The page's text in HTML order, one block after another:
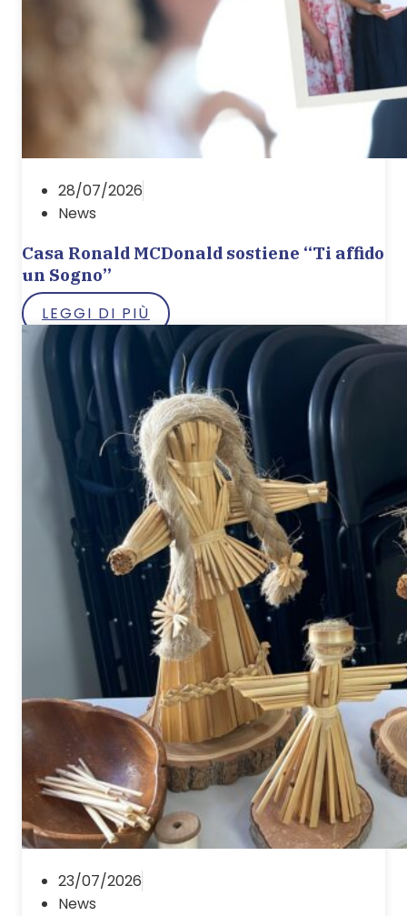
28/07/2026
News
Casa Ronald MCDonald sostiene “Ti affido
un Sogno”
LEGGI DI PIÙ
23/07/2026
News